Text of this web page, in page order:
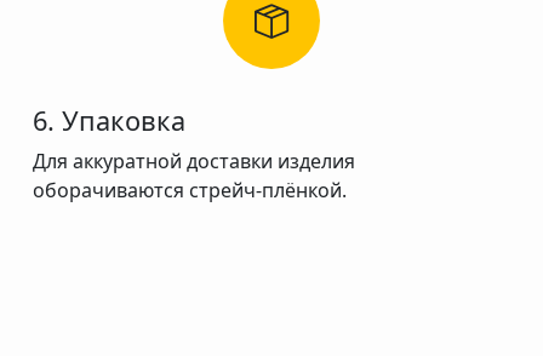
6. Упаковка
Для аккуратной доставки изделия
оборачиваются стрейч-плёнкой.